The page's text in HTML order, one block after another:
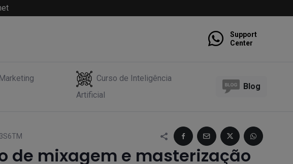
Support
Center
Curso de Inteligência
Artificial
Blog
de mixagem e masterização